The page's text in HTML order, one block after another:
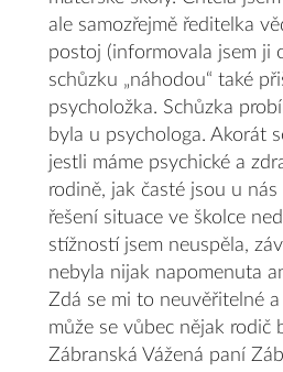
ale samozřejmě ředitelka
postoj (informovala jsem ji
schůzku „náhodou“ také
psycholožka. Schůzka
byla u psychologa. Akorát
jestli máme psychické a
rodině, jak časté jsou u
řešení situace ve školce
stížností jsem neuspěla,
nebyla nijak napomenuta
Zdá se mi to neuvěřitelné
může se vůbec nějak rodič
Zábranská Vážená paní